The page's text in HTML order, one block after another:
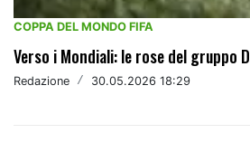
COPPA DEL MONDO FIFA
Verso i Mondiali: le rose del gruppo D
Redazione / 30.05.2026 18:29